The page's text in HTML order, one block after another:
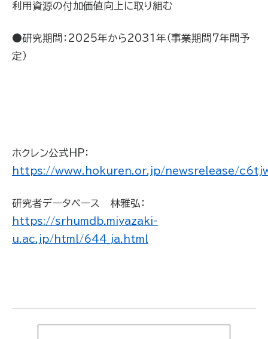
利用資源の付加価値向上に取り組む
●研究期間： 2025年から2031 年（事業期間 7年間予
定）
ホクレン公式HP：
https://www.hokuren.or.jp/newsrelease/
研究者データベース 林雅弘：
https://srhumdb.miyazaki-
u.ac.jp/html/644_ja.html